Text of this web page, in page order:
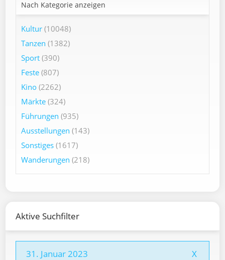
Nach Kategorie anzeigen
Kultur (10048)
Tanzen (1382)
Sport (390)
Feste (807)
Kino (2262)
Märkte (324)
Führungen (935)
Ausstellungen (143)
Sonstiges (1617)
Wanderungen (218)
Aktive Suchfilter
31. Januar 2023 X